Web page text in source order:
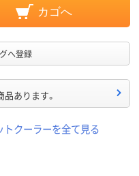
カゴへ
へ登録
品あります。
トクーラーを全て見る